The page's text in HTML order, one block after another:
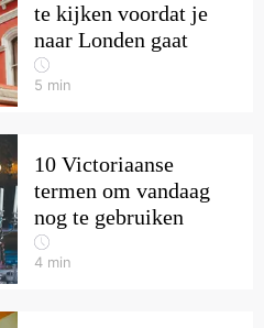
te kijken voordat je
naar Londen gaat
5 min
10 Victoriaanse
termen om vandaag
nog te gebruiken
4 min